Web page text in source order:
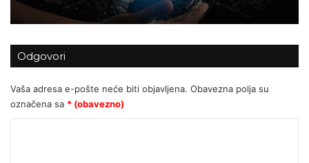
Odgovori
Vaša adresa e-pošte neće biti objavljena. Obavezna polja su
označena sa * (obavezno)